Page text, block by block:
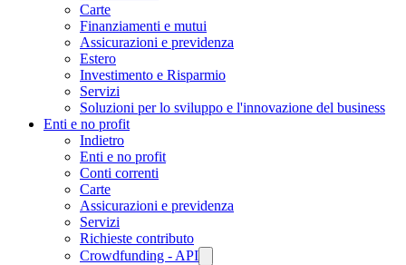
Carte
Finanziamenti e mutui
Assicurazioni e previdenza
Estero
Investimento e Risparmio
Servizi
Soluzioni per lo sviluppo e l'innovazione del business
Enti e no profit
Indietro
Enti e no profit
Conti correnti
Carte
Assicurazioni e previdenza
Servizi
Richieste contributo
Crowdfunding - API